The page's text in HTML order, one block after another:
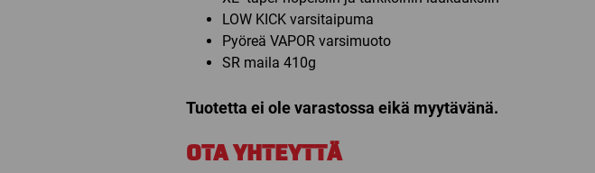
LOW KICK varsitaipuma
Pyöreä VAPOR varsimuoto
SR maila 410g
Tuotetta ei ole varastossa eikä myytävänä.
OTA YHTEYTTÄ